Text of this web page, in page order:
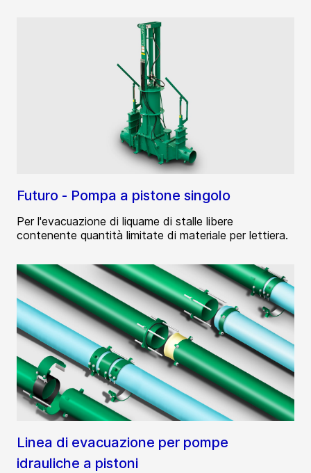
Futuro - Pompa a pistone singolo
Per l'evacuazione di liquame di stalle libere
contenente quantità limitate di materiale per lettiera.
Linea di evacuazione per pompe
idrauliche a pistoni